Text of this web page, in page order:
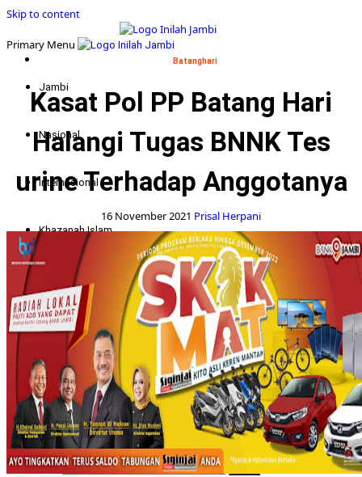
Skip to content
Primary Menu
Jambi
Nasional
Internasional
Khazanah Islam
Indepth
Foto
Media Partner
Cari untuk:
Batanghari
Kasat Pol PP Batang Hari
Halangi Tugas BNNK Tes
urine Terhadap Anggotanya
16 November 2021 Prisal Herpani